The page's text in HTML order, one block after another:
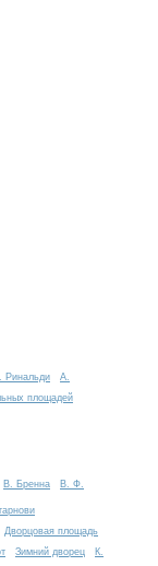
Ринальди
А.
площадей
В. Бренна В. Ф.
Дворцовая площадь
Зимний дворец
К.